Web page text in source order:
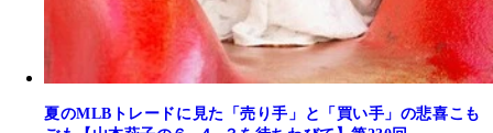
夏のMLBトレードに見た「売り手」と「買い手」の悲喜こも